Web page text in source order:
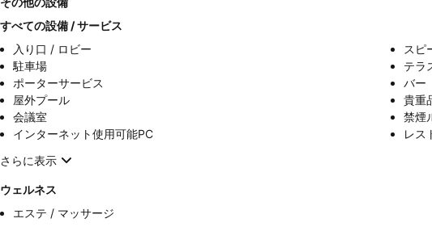
すべての設備 / サービス
入り口 / ロビー
スピ
駐車場
テラ
ポーターサービス
バー
屋外プール
貴重
会議室
禁煙
インターネット使用可能PC
レス
さらに表示
ウェルネス
エステ / マッサージ